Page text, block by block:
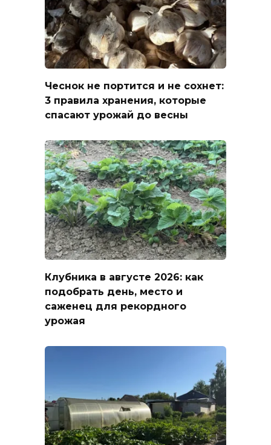
Чеснок не портится и не сохнет:
3 правила хранения, которые
спасают урожай до весны
Клубника в августе 2026: как
подобрать день, место и
саженец для рекордного
урожая